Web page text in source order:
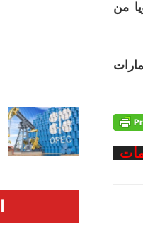
5 مليون طن سنويا من
8 مشروعات باستثمارات